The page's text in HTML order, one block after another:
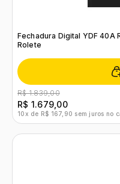
Fechadura Digital YDF 40A
Rolete
R$ 1.839,00
R$ 1.679,00
10x de R$ 167,90 sem juros no